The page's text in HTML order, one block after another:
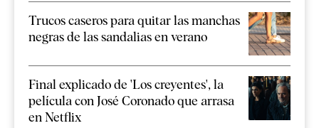
Trucos caseros para quitar las manchas
negras de las sandalias en verano
Final explicado de 'Los creyentes', la
película con José Coronado que arrasa
en Netflix